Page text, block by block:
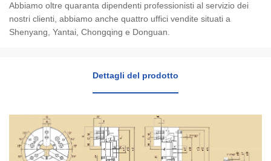
Serie Din Chuck
Abbiamo oltre quaranta dipendenti professionisti al servizio dei
nostri clienti, abbiamo anche quattro uffici vendite situati a
Shenyang, Yantai, Chongqing e Donguan.
Dettagli del prodotto